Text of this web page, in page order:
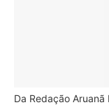
Da Redação